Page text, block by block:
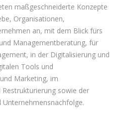
maßgeschneiderte Konzepte
Organisationen,
an, mit dem Blick fürs
Managementberatung, für
in der Digitalisierung und
Tools und
Marketing, im
sowie der
Unternehmensnachfolge.